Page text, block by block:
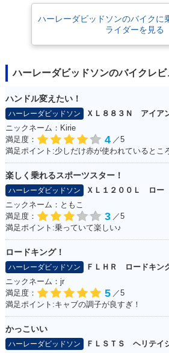
ハーレーダビッドソンのバイクに
ライダーを見る
ハーレーダビッドソンのバイクレビ
ハンドル変えたい！
ハーレーダビッドソン
ＸＬ８８３Ｎ アイア
ニックネーム：Kirie
満足度：
4 ／5
満足ポイント:少しだけ赤が使われているとこ
楽しく乗れるスポーツスター！
ハーレーダビッドソン
ＸＬ１２００Ｌ ロー
ニックネーム：ともこ
満足度：
3 ／5
満足ポイント:乗っていて楽しい♪
ロードキング！
ハーレーダビッドソン
ＦＬＨＲ ロードキン
ニックネーム：jr
満足度：
5 ／5
満足ポイント:キャブの調子が良すぎ！
かっこいい
ハーレーダビッドソン
ＦＬＳＴＳ ヘリテイ